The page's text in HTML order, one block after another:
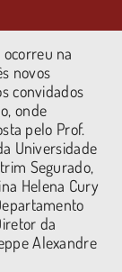
na
novos
convidados
onde
pelo Prof.
Universidade
Segurado,
Helena Cury
da
Alexandre